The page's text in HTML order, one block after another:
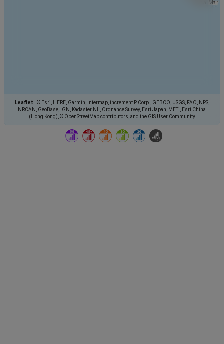
Leaflet
© Esri, HERE, Garmin, Intermap, increment P Corp., GEBCO, USGS, FAO, NPS,
NRCAN, GeoBase, IGN, Kadaster NL, Ordnance Survey, Esri Japan, METI, Esri China
(Hong Kong), © OpenStreetMap contributors, and the GIS User Community